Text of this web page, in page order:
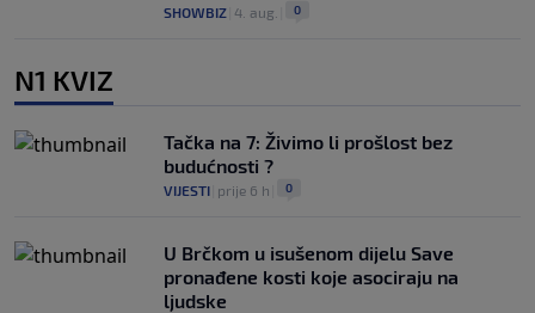
SHOWBIZ 4. aug. 0
N1 KVIZ
Tačka na 7: Živimo li prošlost bez
budućnosti ?
VIJESTI prije 6 h 0
U Brčkom u isušenom dijelu Save
pronađene kosti koje asociraju na
ljudske